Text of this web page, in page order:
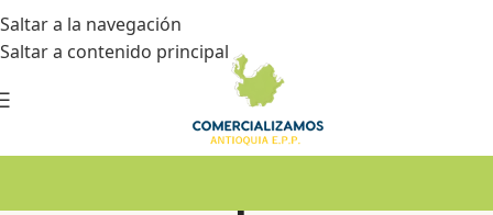
Saltar a la navegación
Saltar a contenido principal